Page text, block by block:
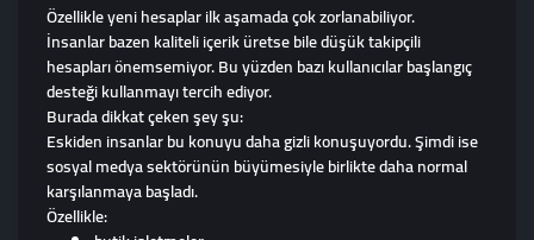
Özellikle yeni hesaplar ilk aşamada çok zorlanabiliyor.
İnsanlar bazen kaliteli içerik üretse bile düşük takipçili
hesapları önemsemiyor. Bu yüzden bazı kullanıcılar başlangıç
desteği kullanmayı tercih ediyor.
Burada dikkat çeken şey şu:
Eskiden insanlar bu konuyu daha gizli konuşuyordu. Şimdi ise
sosyal medya sektörünün büyümesiyle birlikte daha normal
karşılanmaya başladı.
Özellikle: